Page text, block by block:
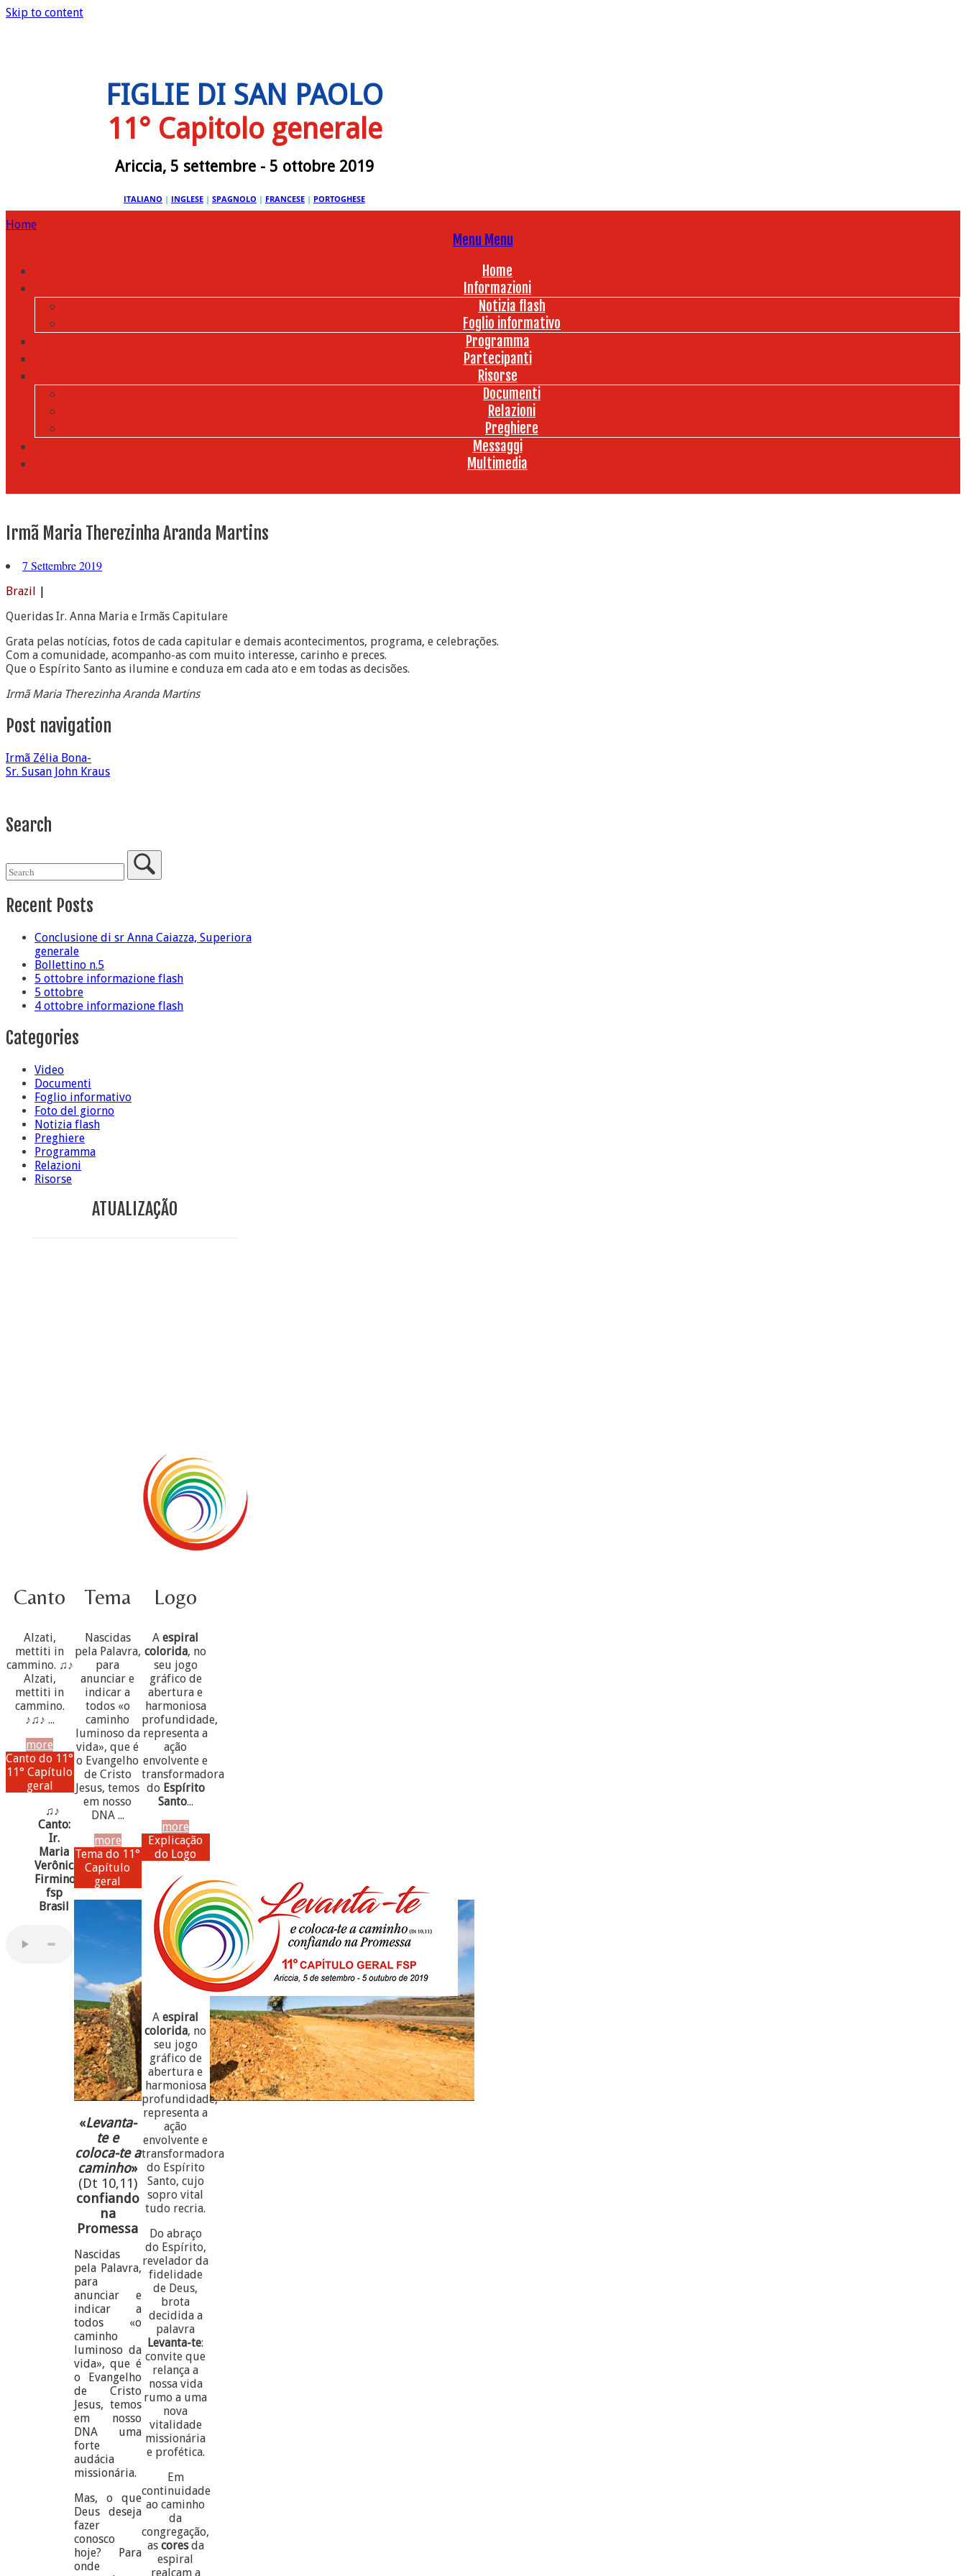
Skip to content
FIGLIE DI SAN PAOLO
11° Capitolo generale
Ariccia, 5 settembre - 5 ottobre 2019
ITALIANO | INGLESE | SPAGNOLO | FRANCESE | PORTOGHESE
Home
Menu Menu
Home
Informazioni
Notizia flash
Foglio informativo
Programma
Partecipanti
Risorse
Documenti
Relazioni
Preghiere
Messaggi
Multimedia
Irmã Maria Therezinha Aranda Martins
7 Settembre 2019
Brazil
Queridas Ir. Anna Maria e Irmãs Capitulare
Grata pelas notícias, fotos de cada capitular e demais acontecimentos, programa, e celebrações.
Com a comunidade, acompanho-as com muito interesse, carinho e preces.
Que o Espírito Santo as ilumine e conduza em cada ato e em todas as decisões.
Irmã Maria Therezinha Aranda Martins
Post navigation
Irmã Zélia Bona-
Sr. Susan John Kraus
Search
Recent Posts
Conclusione di sr Anna Caiazza, Superiora
generale
Bollettino n.5
5 ottobre informazione flash
5 ottobre
4 ottobre informazione flash
Categories
Video
Documenti
Foglio informativo
Foto del giorno
Notizia flash
Preghiere
Programma
Relazioni
Risorse
ATUALIZAÇÃO
Canto
Alzati,
mettiti in
cammino. ♫♪
Alzati,
mettiti in
cammino.
♪♫♪ ...
more
Canto do 11°
11° Capítulo
geral
♫♪
Canto:
Ir.
Maria
Verônica
Firmino,
fsp
Brasil
Tema
Nascidas
pela Palavra,
para
anunciar e
indicar a
todos «o
caminho
luminoso da
vida», que é
o Evangelho
de Cristo
Jesus, temos
em nosso
DNA ...
more
Tema do 11°
Capítulo
geral
«Levanta-
te e
coloca-te a
caminho»
(Dt 10,11)
confiando
na
Promessa
Nascidas
pela Palavra,
para
anunciar e
indicar a
todos «o
caminho
luminoso da
vida», que é
o Evangelho
de Cristo
Jesus, temos
em nosso
DNA uma
forte
audácia
missionária.
Mas, o que
Deus deseja
fazer
conosco
hoje? Para
onde
Logo
Aespiral
colorida, no
seu jogo
gráfico de
abertura e
harmoniosa
profundidade,
representa a
ação
envolvente e
transformadora
do Espírito
Santo...
more
Explicação
do Logo
Aespiral
colorida, no
seu jogo
gráfico de
abertura e
harmoniosa
profundidade,
representa a
ação
envolvente e
transformadora
do Espírito
Santo, cujo
sopro vital
tudo recria.
Do abraço
do Espírito,
revelador da
fidelidade
de Deus,
brota
decidida a
palavra
Levanta-te:
convite que
relança a
nossa vida
rumo a uma
nova
vitalidade
missionária
e profética.
Em
continuidade
ao caminho
da
congregação,
as coresda
espiral
realçam a